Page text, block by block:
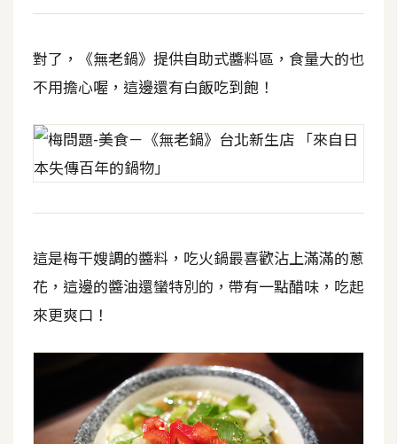
對了，《無老鍋》提供自助式醬料區，食量大的也
不用擔心喔，這邊還有白飯吃到飽！
這是梅干嫂調的醬料，吃火鍋最喜歡沾上滿滿的蔥
花，這邊的醬油還蠻特別的，帶有一點醋味，吃起
來更爽口！